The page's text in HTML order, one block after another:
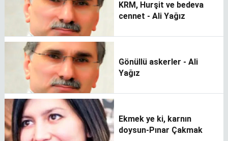
KRM, Hurşit ve bedeva
cennet - Ali Yağız
Gönüllü askerler - Ali
Yağız
Ekmek ye ki, karnın
doysun-Pınar Çakmak